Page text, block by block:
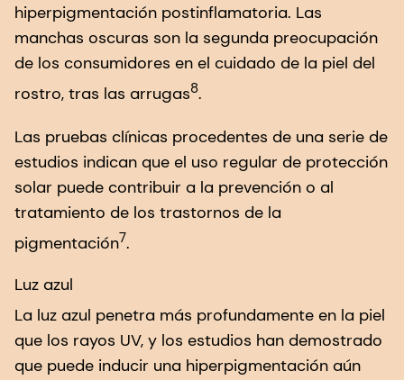
hiperpigmentación postinflamatoria. Las
manchas oscuras son la segunda preocupación
de los consumidores en el cuidado de la piel del
rostro, tras las arrugas8.
Las pruebas clínicas procedentes de una serie de
estudios indican que el uso regular de protección
solar puede contribuir a la prevención o al
tratamiento de los trastornos de la
pigmentación7.
Luz azul
La luz azul penetra más profundamente en la piel
que los rayos UV, y los estudios han demostrado
que puede inducir una hiperpigmentación aún